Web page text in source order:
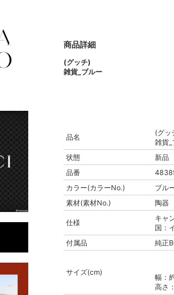
商品詳細
(グッチ)
雑貨_ブルー
品名
(グッ
雑貨_
状態
新品
品番
カラー(カラーNo.)
ブル
素材(素材No.)
陶器
仕様
キャ
国：
付属品
純正
サイズ(cm)
幅：
高さ